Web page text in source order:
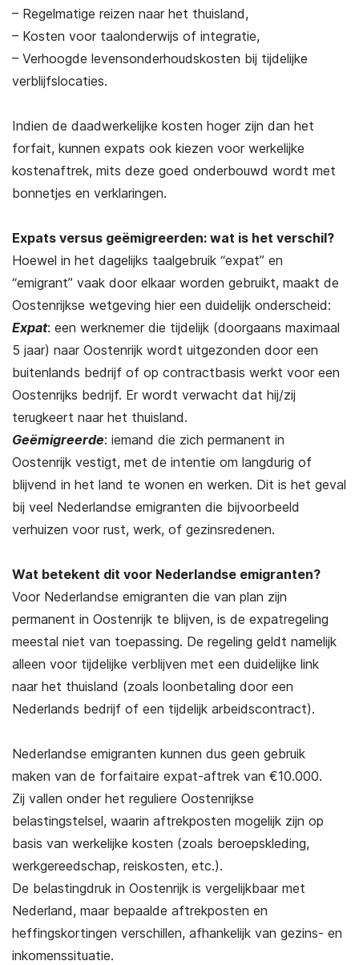
– Regelmatige reizen naar het thuisland,
– Kosten voor taalonderwijs of integratie,
– Verhoogde levensonderhoudskosten bij tijdelijke
verblijfslocaties.
Indien de daadwerkelijke kosten hoger zijn dan het
forfait, kunnen expats ook kiezen voor werkelijke
kostenaftrek, mits deze goed onderbouwd wordt met
bonnetjes en verklaringen.
Expats versus geëmigreerden: wat is het verschil?
Hoewel in het dagelijks taalgebruik “expat” en
“emigrant” vaak door elkaar worden gebruikt, maakt de
Oostenrijkse wetgeving hier een duidelijk onderscheid:
Expat: een werknemer die tijdelijk (doorgaans maximaal
5 jaar) naar Oostenrijk wordt uitgezonden door een
buitenlands bedrijf of op contractbasis werkt voor een
Oostenrijks bedrijf. Er wordt verwacht dat hij/zij
terugkeert naar het thuisland.
Geëmigreerde: iemand die zich permanent in
Oostenrijk vestigt, met de intentie om langdurig of
blijvend in het land te wonen en werken. Dit is het geval
bij veel Nederlandse emigranten die bijvoorbeeld
verhuizen voor rust, werk, of gezinsredenen.
Wat betekent dit voor Nederlandse emigranten?
Voor Nederlandse emigranten die van plan zijn
permanent in Oostenrijk te blijven, is de expatregeling
meestal niet van toepassing. De regeling geldt namelijk
alleen voor tijdelijke verblijven met een duidelijke link
naar het thuisland (zoals loonbetaling door een
Nederlands bedrijf of een tijdelijk arbeidscontract).
Nederlandse emigranten kunnen dus geen gebruik
maken van de forfaitaire expat-aftrek van €10.000.
Zij vallen onder het reguliere Oostenrijkse
belastingstelsel, waarin aftrekposten mogelijk zijn op
basis van werkelijke kosten (zoals beroepskleding,
werkgereedschap, reiskosten, etc.).
De belastingdruk in Oostenrijk is vergelijkbaar met
Nederland, maar bepaalde aftrekposten en
heffingskortingen verschillen, afhankelijk van gezins- en
inkomenssituatie.